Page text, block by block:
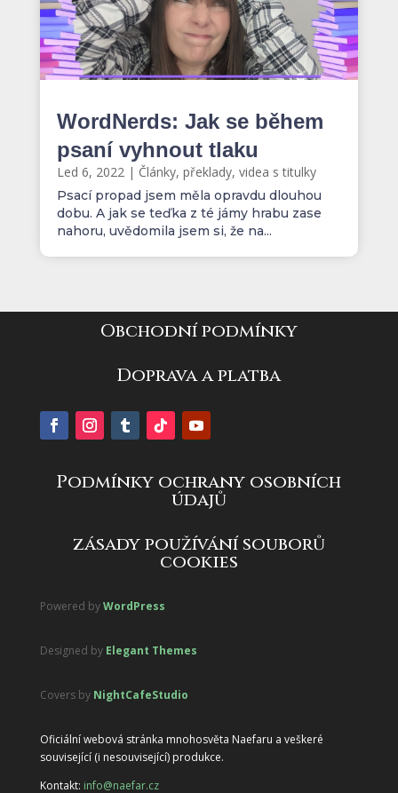
WordNerds: Jak se během
psaní vyhnout tlaku
Led 6, 2022| Články, překlady, videa s titulky
Psací propad jsem měla opravdu dlouhou
dobu. A jak se teďka z té jámy hrabu zase
nahoru, uvědomila jsem si, že na...
Obchodní podmínky
Doprava a platba
Podmínky ochrany osobních
údajů
zásady používání souborů
cookies
Powered byWordPress
Designed by Elegant Themes
Covers by NightCafeStudio
Oficiální webová stránka mnohosvěta Naefaru a veškeré
související (i nesouvisející) produkce.
Kontakt: info@naefar.cz